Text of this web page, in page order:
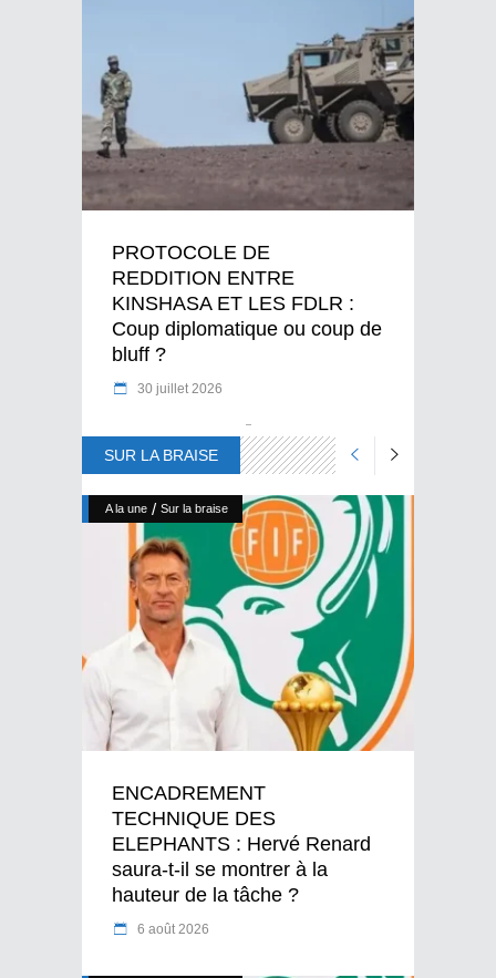
PROTOCOLE DE
REDDITION ENTRE
KINSHASA ET LES FDLR :
Coup diplomatique ou coup de
bluff ?
30 juillet 2026
SUR LA BRAISE
A la une / Sur la braise
ENCADREMENT
TECHNIQUE DES
ELEPHANTS : Hervé Renard
saura-t-il se montrer à la
hauteur de la tâche ?
6 août 2026